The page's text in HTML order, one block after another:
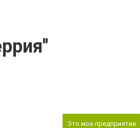
Это мое предприятие